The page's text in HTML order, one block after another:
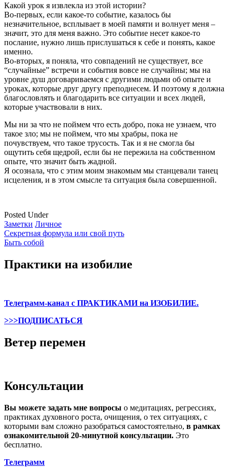
Какой урок я извлекла из этой истории?
Во-первых, если какое-то событие, казалось бы
незначительное, всплывает в моей памяти и волнует меня –
значит, это для меня важно. Это событие несет какое-то
послание, нужно лишь прислушаться к себе и понять, какое
именно.
Во-вторых, я поняла, что совпадений не существует, все
“случайные” встречи и события вовсе не случайны; мы на
уровне душ договариваемся с другими людьми об опыте и
уроках, которые друг другу преподнесем. И поэтому я должна
благословлять и благодарить все ситуации и всех людей,
которые участвовали в них.
Мы ни за что не поймем что есть добро, пока не узнаем, что
такое зло; мы не поймем, что мы храбры, пока не
почувствуем, что такое трусость. Так и я не смогла бы
ощутить себя щедрой, если бы не пережила на собственном
опыте, что значит быть жадной.
Я осознала, что с этим моим знакомым мы станцевали танец
исцеления, и в этом смысле та ситуация была совершенной.
Posted Under
Заметки Личное
Post
navigation
Секретная формула или свой путь
Быть собой
Практики на изобилие
Телеграмм-канал с ПРАКТИКАМИ на ИЗОБИЛИЕ.
>>>ПОДПИСАТЬСЯ
Ветер перемен
Консультации
Вы можете задать мне вопросы о медитациях, регрессиях,
практиках духовного роста, очищения, о тех ситуациях, с
которыми вам сложно разобраться самостоятельно, в рамках
ознакомительной 20-минутной консультации. Это
бесплатно.
Телеграмм